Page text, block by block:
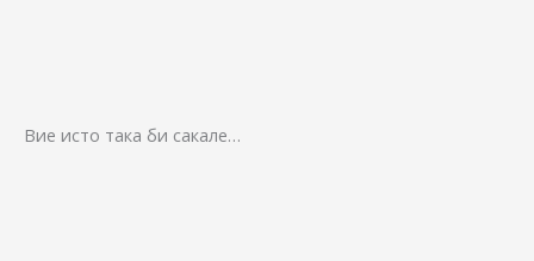
Вие исто така би сакале…